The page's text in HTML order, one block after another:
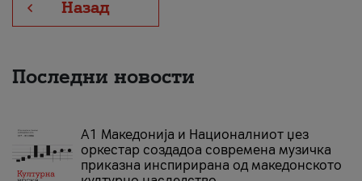
Назад
Последни новости
А1 Македонија и Националниот џез
оркестар создадоа современа музичка
приказна инспирирана од македонското